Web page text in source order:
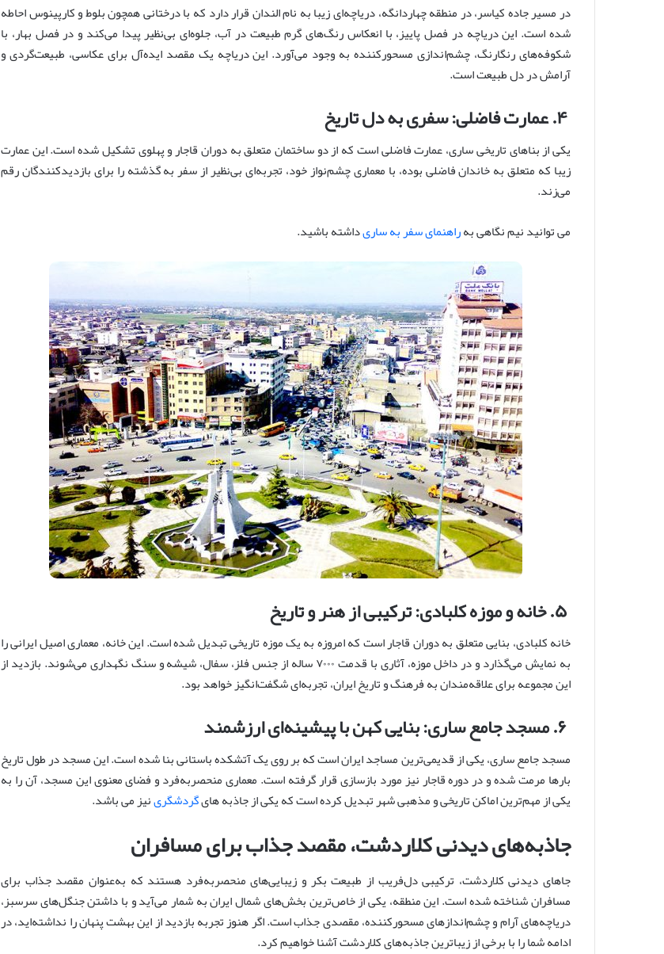
در مسیر جاده کیاسر، در منطقه چهاردانگه، دریاچه‌ای زیبا به نام الندان قرار دارد که با درختانی همچون بلوط و کارپینوس احاطه
شده است. این دریاچه در فصل پاییز، با انعکاس رنگ‌های گرم طبیعت در آب، جلوه‌ای بی‌نظیر پیدا می‌کند و در فصل بهار، با
شکوفه‌های رنگارنگ، چشم‌اندازی مسحورکننده به وجود می‌آورد. این دریاچه یک مقصد ایده‌آل برای عکاسی، طبیعت‌گردی و
آرامش در دل طبیعت است.
یکی از بناهای تاریخی ساری، عمارت فاضلی است که از دو ساختمان متعلق به دوران قاجار و پهلوی تشکیل شده است. این عمارت
زیبا که متعلق به خاندان فاضلی بوده، با معماری چشم‌نواز خود، تجربه‌ای بی‌نظیر از سفر به گذشته را برای بازدیدکنندگان رقم
می‌زند.
می توانید نیم نگاهی بهراهنمای سفر به ساریداشته باشید.
خانه کلبادی، بنایی متعلق به دوران قاجار است که امروزه به یک موزه تاریخی تبدیل شده است. این خانه، معماری اصیل ایرانی را
به نمایش می‌گذارد و در داخل موزه، آثاری با قدمت ۷۰۰۰ ساله از جنس فلز، سفال، شیشه و سنگ نگهداری می‌شوند. بازدید از
این مجموعه برای علاقه‌مندان به فرهنگ و تاریخ ایران، تجربه‌ای شگفت‌انگیز خواهد بود.
مسجد جامع ساری، یکی از قدیمی‌ترین مساجد ایران است که بر روی یک آتشکده باستانی بنا شده است. این مسجد در طول تاریخ
بارها مرمت شده و در دوره قاجار نیز مورد بازسازی قرار گرفته است. معماری منحصر‌به‌فرد و فضای معنوی این مسجد، آن را به
یکی از مهم‌ترین اماکن تاریخی و مذهبی شهر تبدیل کرده است که یکی از جاذبه هایگردشگرینیز می باشد.
جاذبه‌های دیدنی کلاردشت، مقصد جذاب برای مسافران
جاهای دیدنی کلاردشت، ترکیبی دل‌فریب از طبیعت بکر و زیبایی‌های منحصربه‌فرد هستند که به‌عنوان مقصد جذاب برای
مسافران شناخته شده است. این منطقه، یکی از خاص‌ترین بخش‌های شمال ایران به شمار می‌آید و با داشتن جنگل‌های سرسبز،
دریاچه‌های آرام و چشم‌اندازهای مسحورکننده، مقصدی جذاب است. اگر هنوز تجربه بازدید از این بهشت پنهان را نداشته‌اید، در
ادامه شما را با برخی از زیباترین جاذبه‌های کلاردشت آشنا خواهیم کرد.